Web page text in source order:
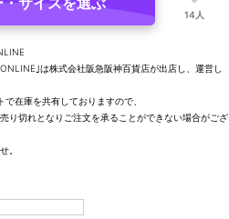
14人
｣は株式会社阪急阪神百貨店が出店し、運営し
在庫を共有しておりますので、
り切れとなりご注文を承ることができない場合がござ
。